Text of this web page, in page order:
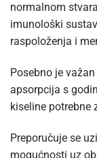
normalnom
imunološki
raspoloženja i
Posebno je
apsorpcija s
kiseline potrebne
Preporučuje se
mogućnosti uz